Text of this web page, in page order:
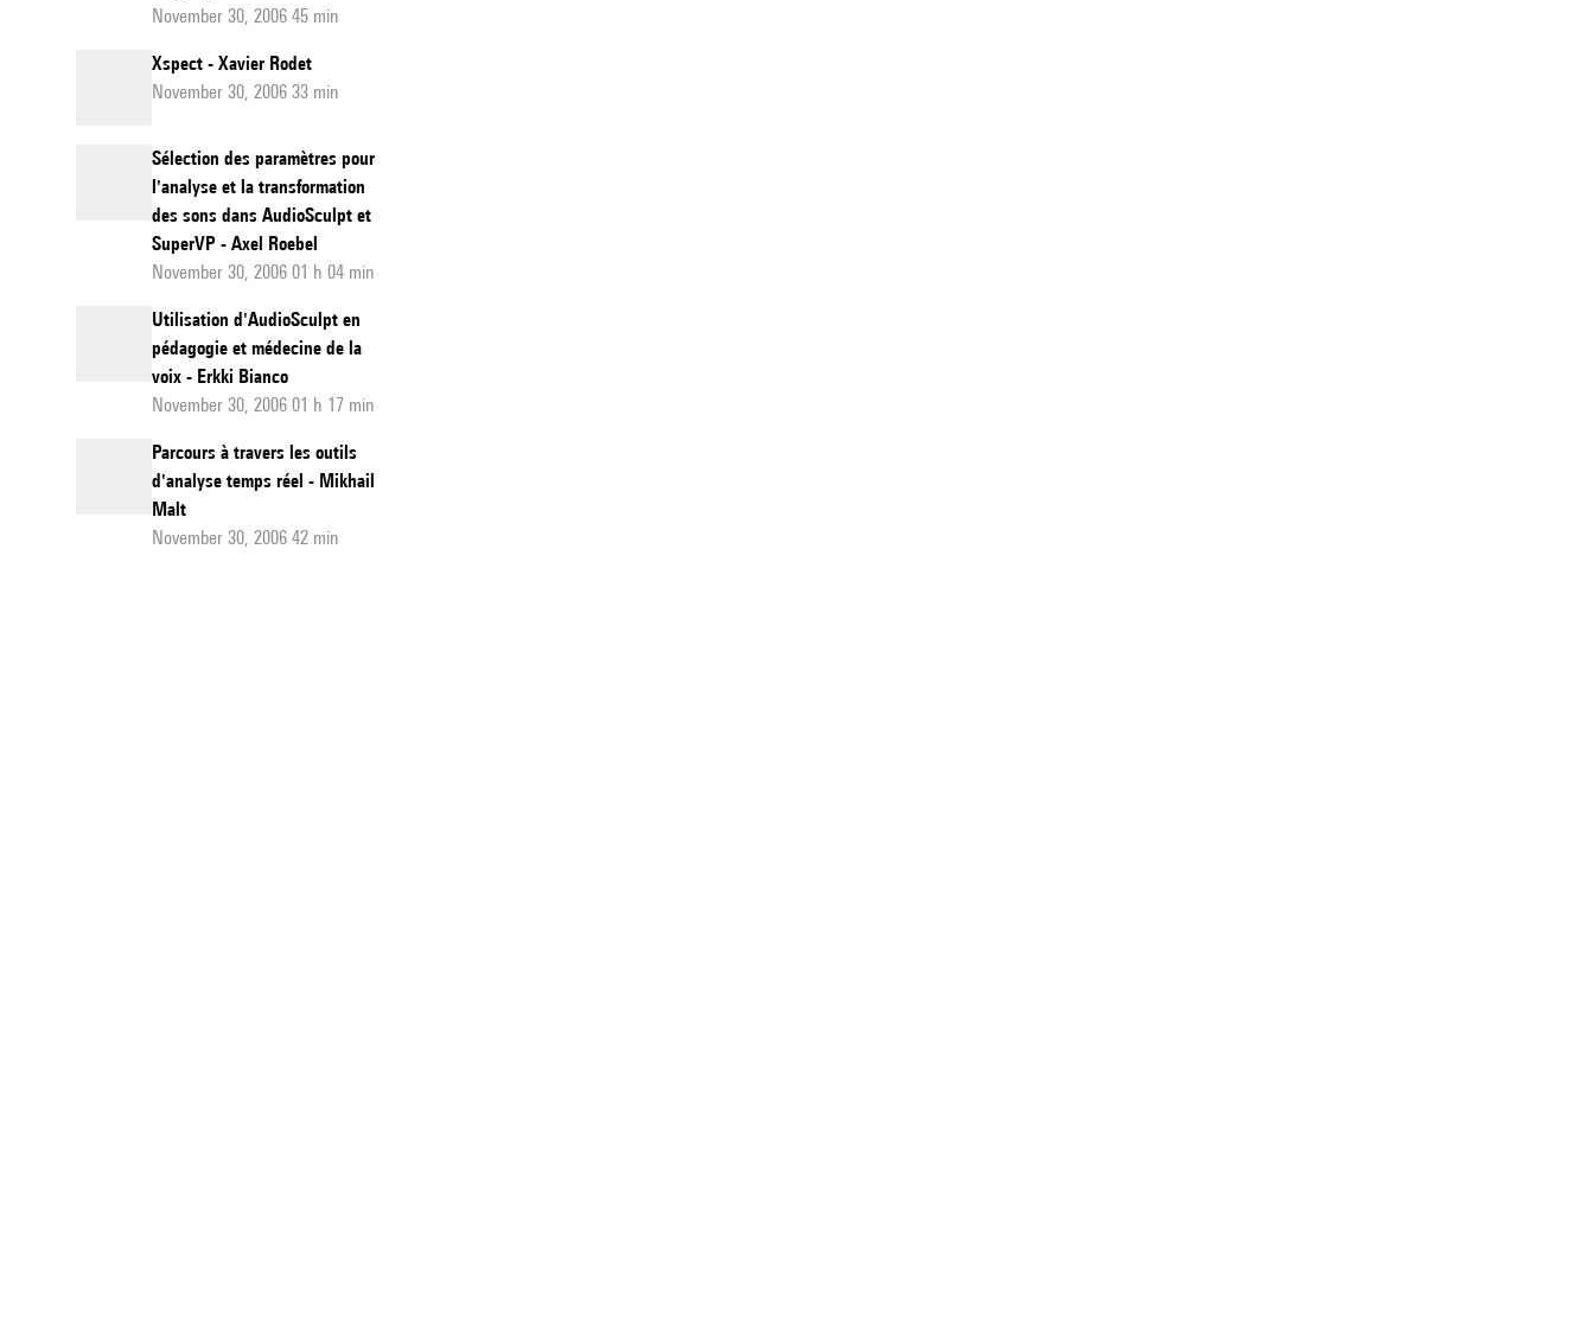
November 30, 2006 45 min
Xspect - Xavier Rodet
November 30, 2006 33 min
Sélection des paramètres pour
l'analyse et la transformation
des sons dans AudioSculpt et
SuperVP - Axel Roebel
November 30, 2006 01 h 04 min
Utilisation d'AudioSculpt en
pédagogie et médecine de la
voix - Erkki Bianco
November 30, 2006 01 h 17 min
Parcours à travers les outils
d'analyse temps réel - Mikhail
Malt
November 30, 2006 42 min